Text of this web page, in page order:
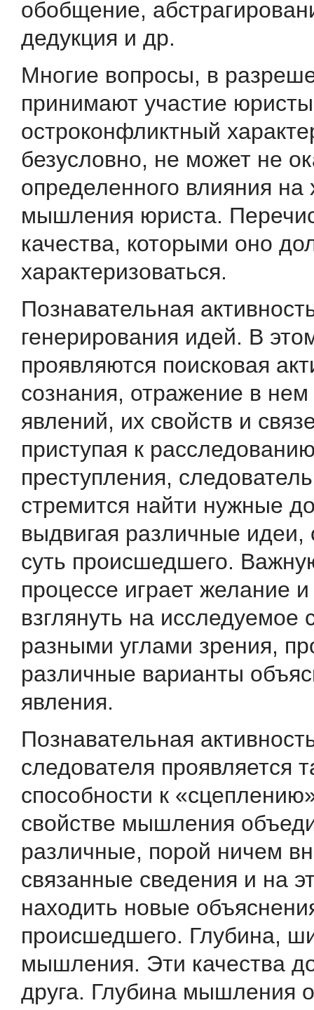
обобщение,
дедукция и др.
Многие вопросы, в
при­нимают участие
остроконфликтный
безусловно, не может не
определенного влияния на
мышления юриста.
качества, которыми оно
характеризоваться.
Познавательная
генерирования идей. В
проявляются поисковая
сознания, отражение в
явлений, их свойств и
приступая к
преступления,
стремится найти нужные
выдвигая различные
суть происшедшего.
процессе играет желание
взглянуть на исследуемое
разными углами зрения,
различные варианты
явления.
Познавательная
следователя проявляется
способности к
свойстве мышления
различные, порой ничем
связанные сведения и на
находить новые
происшедшего. Глубина,
мышления. Эти качества
друга. Глубина мышления